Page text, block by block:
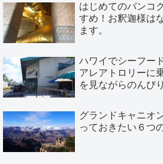
はじめてのバンコ
すめ！お釈迦様は
ます。
ハワイでシーフー
アレアトロリーに
を見ながらのんび
グランドキャニオ
っておきたい６つ